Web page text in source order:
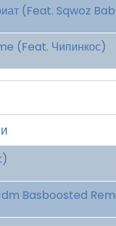
(Feat. Sqwoz
(Feat. Чипинкос)
Basboosted